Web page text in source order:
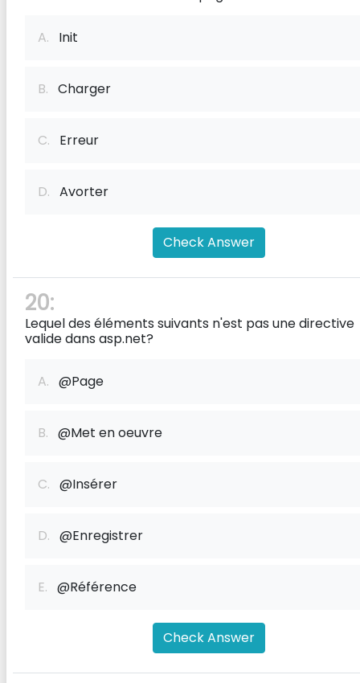
A. Init
B. Charger
C. Erreur
D. Avorter
Check Answer
20:
Lequel des éléments suivants n'est pas une directive
valide dans asp.net?
A. @Page
B. @Met en oeuvre
C. @Insérer
D. @Enregistrer
E. @Référence
Check Answer